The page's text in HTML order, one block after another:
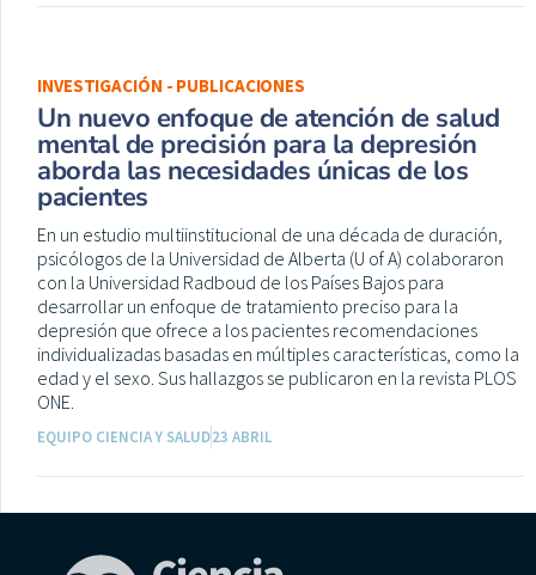
INVESTIGACIÓN - PUBLICACIONES
Un nuevo enfoque de atención de salud
mental de precisión para la depresión
aborda las necesidades únicas de los
pacientes
En un estudio multiinstitucional de una década de duración,
psicólogos de la Universidad de Alberta (U of A) colaboraron
con la Universidad Radboud de los Países Bajos para
desarrollar un enfoque de tratamiento preciso para la
depresión que ofrece a los pacientes recomendaciones
individualizadas basadas en múltiples características, como la
edad y el sexo. Sus hallazgos se publicaron en la revista PLOS
ONE.
EQUIPO CIENCIA Y SALUD23 ABRIL